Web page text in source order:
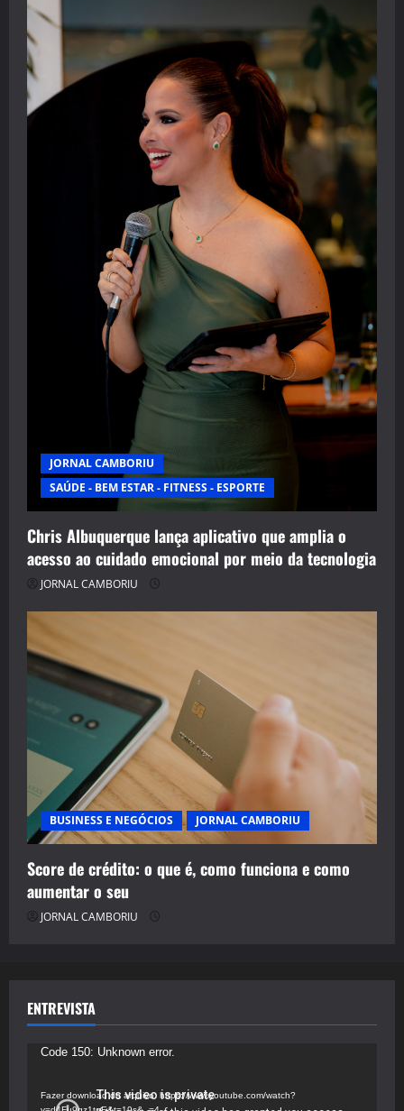
JORNAL CAMBORIU
SAÚDE - BEM ESTAR - FITNESS - ESPORTE
Chris Albuquerque lança aplicativo que amplia o
acesso ao cuidado emocional por meio da tecnologia
JORNAL CAMBORIU
BUSINESS E NEGÓCIOS JORNAL CAMBORIU
Score de crédito: o que é, como funciona e como
aumentar o seu
JORNAL CAMBORIU
ENTREVISTA
Tocador
vídeo
Code 150: Unknown error.
Fazer download do arquivo: https://www.youtube.com/watch?